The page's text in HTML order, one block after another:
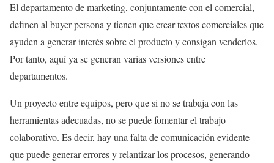
El departamento de marketing, conjuntamente con el comercial,
definen al buyer persona y tienen que crear textos comerciales que
ayuden a generar interés sobre el producto y consigan venderlos.
Por tanto, aquí ya se generan varias versiones entre
departamentos.
Un proyecto entre equipos, pero que si no se trabaja con las
herramientas adecuadas, no se puede fomentar el trabajo
colaborativo. Es decir, hay una falta de comunicación evidente
que puede generar errores y relantizar los procesos, generando